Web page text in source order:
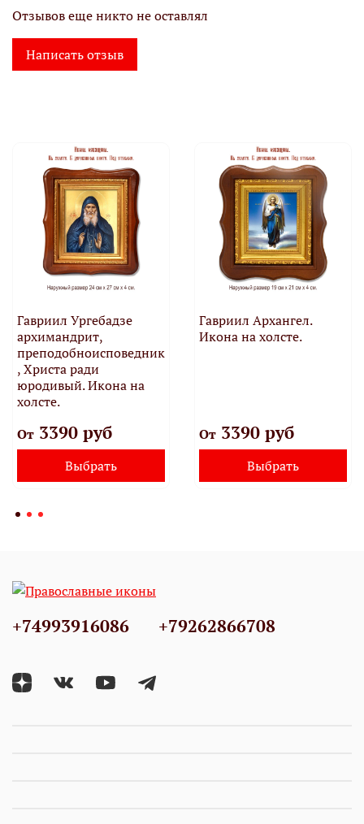
Отзывов еще никто не оставлял
Написать отзыв
Гавриил Ургебадзе
архимандрит,
преподобноисповедник
, Христа ради
юродивый. Икона на
холсте.
От3390 руб
Выбрать
Гавриил Архангел.
Икона на холсте.
От3390 руб
Выбрать
+74993916086 +79262866708